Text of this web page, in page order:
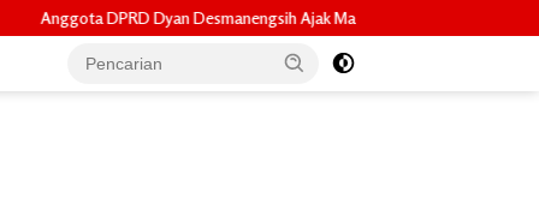
Ajak Masyarakat Lebih Melek Perda Lewat Kuis Interaktif pada